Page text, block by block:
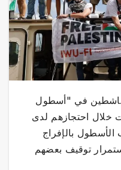
في "أسطول
خلال احتجازهم لدى
الأسطول بالإفراج
توقيف بعضهم